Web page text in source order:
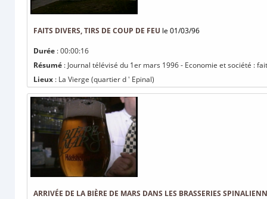
FAITS DIVERS, TIRS DE COUP DE FEU le 01/03/96
Durée : 00:00:16
Résumé : Journal télévisé du 1er mars 1996 - Economie et société :
Lieux : La Vierge (quartier d ' Epinal)
ARRIVÉE DE LA BIÈRE DE MARS DANS LES BRASSERIES